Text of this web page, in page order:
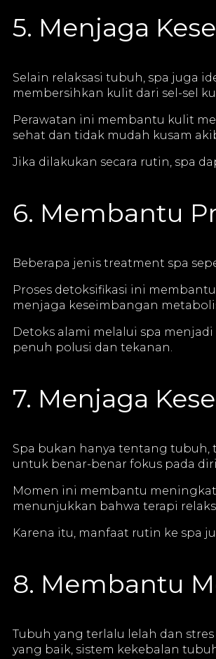
5. Menjaga
Selain relaksasi tubuh, spa juga
membersihkan kulit dari sel-sel
Perawatan ini membantu kulit
sehat dan tidak mudah kusam
Jika dilakukan secara rutin, spa
6. Membantu
Beberapa jenis treatment spa
Proses detoksifikasi ini
menjaga keseimbangan
Detoks alami melalui spa
penuh polusi dan tekanan.
7. Menjaga
Spa bukan hanya tentang
untuk benar-benar fokus pada
Momen ini membantu
menunjukkan bahwa terapi
Karena itu, manfaat rutin ke spa
8. Membantu
Tubuh yang terlalu lelah dan
yang baik, sistem kekebalan